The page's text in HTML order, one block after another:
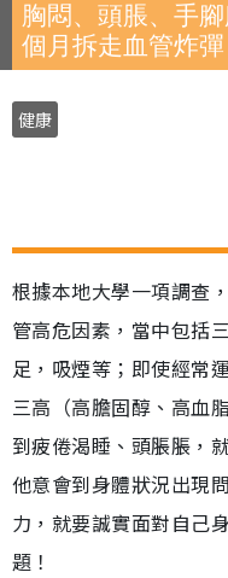
胸悶、頭脹、手
個月拆走血管炸
健康
根據本地大學一項調查
管高危因素，當中包括
足，吸煙等；即使經常
三高（高膽固醇、高血
到疲倦渴睡、頭脹脹，
他意會到身體狀況出現
力，就要誠實面對自己
題！